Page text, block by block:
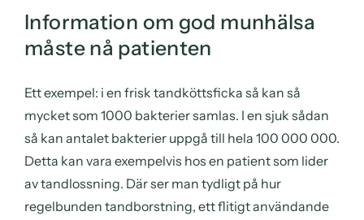
Information om god munhälsa
måste nå patienten
Ett exempel: i en frisk tandköttsficka så kan så
mycket som 1000 bakterier samlas. I en sjuk sådan
så kan antalet bakterier uppgå till hela 100 000 000.
Detta kan vara exempelvis hos en patient som lider
av tandlossning. Där ser man tydligt på hur
regelbunden tandborstning, ett flitigt användande